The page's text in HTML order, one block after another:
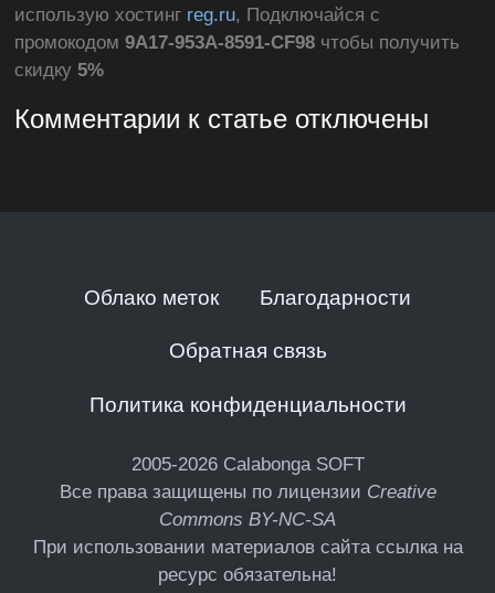
использую хостинг reg.ru, Подключайся с
промокодом9A17-953A-8591-CF98 чтобы получить
скидку5%
Комментарии к статье отключены
Облако меток Благодарности
Обратная связь
Политика конфиденциальности
2005-2026 Calabonga SOFT
Все права защищены по лицензии Creative
Commons BY-NC-SA
При использовании материалов сайта ссылка на
ресурс обязательна!